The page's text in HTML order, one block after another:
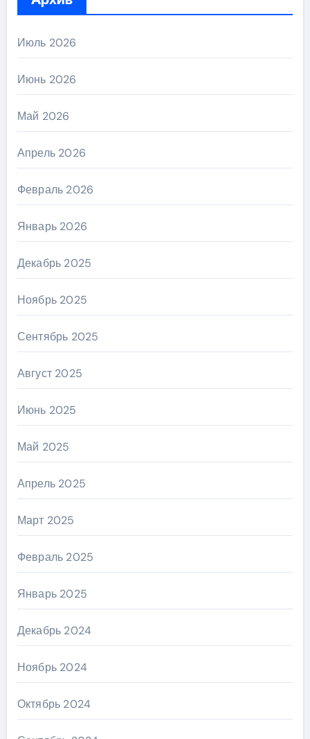
Июль 2026
Июнь 2026
Май 2026
Апрель 2026
Февраль 2026
Январь 2026
Декабрь 2025
Ноябрь 2025
Сентябрь 2025
Август 2025
Июнь 2025
Май 2025
Апрель 2025
Март 2025
Февраль 2025
Январь 2025
Декабрь 2024
Ноябрь 2024
Октябрь 2024